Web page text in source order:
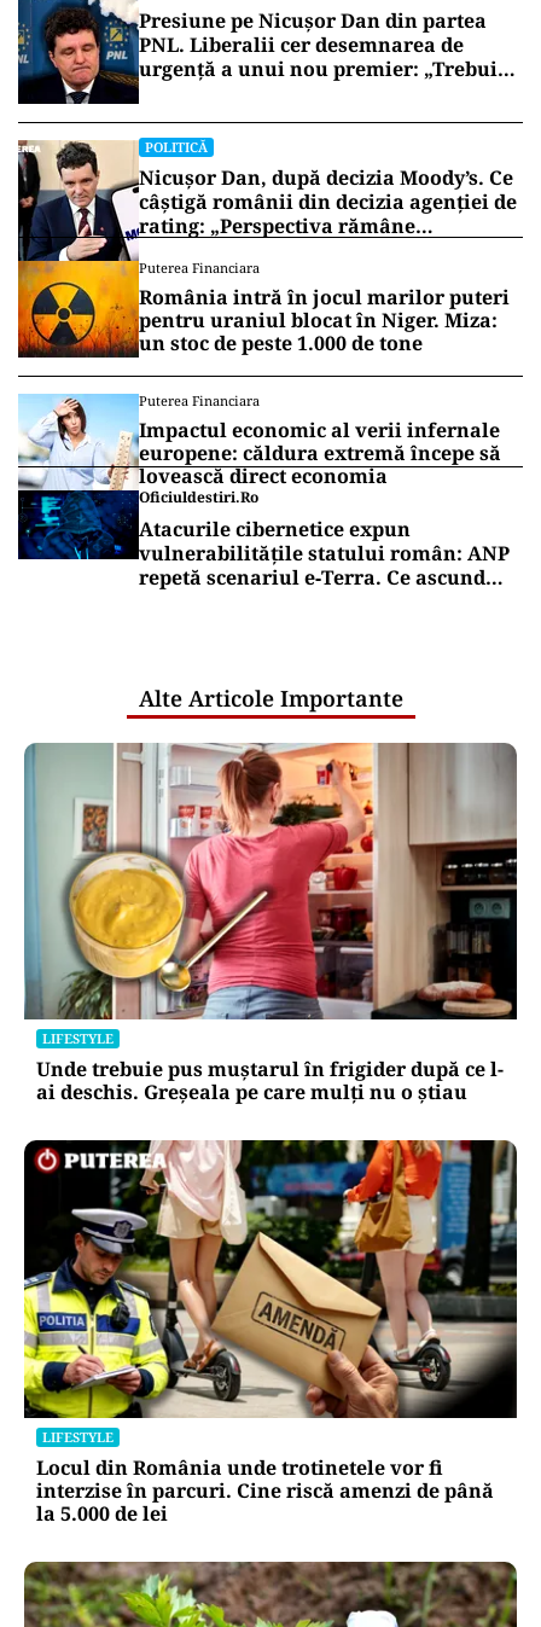
Presiune pe Nicușor Dan din partea
PNL. Liberalii cer desemnarea de
urgență a unui nou premier: „Trebuie
POLITICĂ
Nicușor Dan, după decizia Moody’s. Ce
câștigă românii din decizia agenției de
rating: „Perspectiva rămâne
Puterea Financiara
România intră în jocul marilor puteri
pentru uraniul blocat în Niger. Miza:
un stoc de peste 1.000 de tone
Puterea Financiara
Impactul economic al verii infernale
europene: căldura extremă începe să
lovească direct economia
Oficiuldestiri.ro
Atacurile cibernetice expun
vulnerabilitățile statului român: ANP
repetă scenariul e‑Terra. Ce ascund
Alte Articole Importante
LIFESTYLE
Unde trebuie pus muștarul în frigider după ce l-
ai deschis. Greșeala pe care mulți nu o știau
LIFESTYLE
Locul din România unde trotinetele vor fi
interzise în parcuri. Cine riscă amenzi de până
la 5.000 de lei